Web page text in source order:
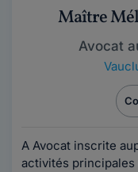
Maître
Avocat
A Avocat inscrite
activités principales